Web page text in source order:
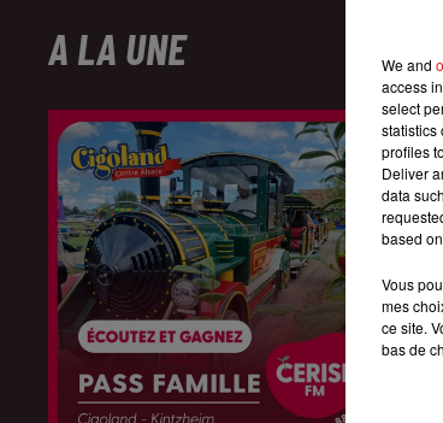
A LA UNE We and
access
select
statistics
profiles
Deliver
data
based
Vous
mes
ce site.
bas de